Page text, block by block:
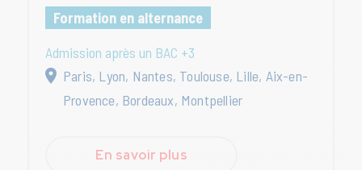
Formation en alternance
Admission après un BAC +3
Paris, Lyon, Nantes, Toulouse, Lille, Aix-en-
Provence, Bordeaux, Montpellier
En savoir plus